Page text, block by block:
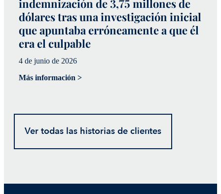
indemnización de 3,75 millones de
dólares tras una investigación inicial
que apuntaba erróneamente a que él
era el culpable
4 de junio de 2026
Más información >
Ver todas las historias de clientes